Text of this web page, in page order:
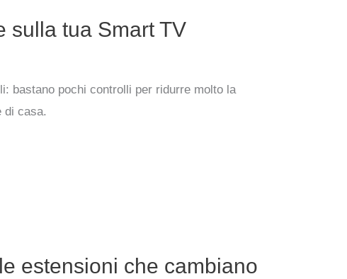
sulla tua Smart TV
bastano pochi controlli per ridurre molto la
di casa.
estensioni che cambiano